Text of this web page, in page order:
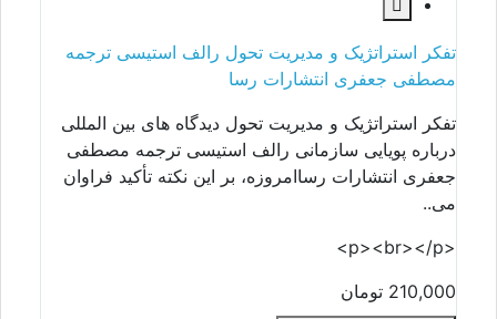
تفکر استراتژیک و مدیریت تحول رالف استیسی ترجمه
مصطفی جعفری انتشارات رسا
تفکر استراتژیک و مدیریت تحول دیدگاه های بین المللی
درباره پویایی سازمانی رالف استیسی ترجمه مصطفی
جعفری انتشارات رساامروزه، بر این نکته تأکید فراوان
می..
210,000 تومان